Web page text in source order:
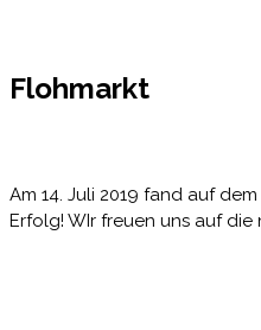
Flohmarkt
Am 14. Juli 2019 fand auf
Erfolg! WIr freuen uns auf die